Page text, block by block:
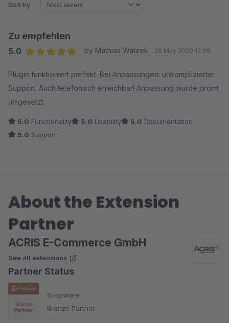
Sort by
Zu empfehlen
5.0
by Mathias Watzek 20 May 2020 12:08
Plugin funktioniert perfekt. Bei Anpassungen: unkomplizierter
Support. Auch telefonisch erreichbar! Anpassung wurde promt
umgesetzt.
5.0 Functionality 5.0 Usability 5.0 Documentation
5.0 Support
About the Extension
Partner
ACRIS E-Commerce GmbH
See all extensions
Partner Status
Shopware
Bronze Partner